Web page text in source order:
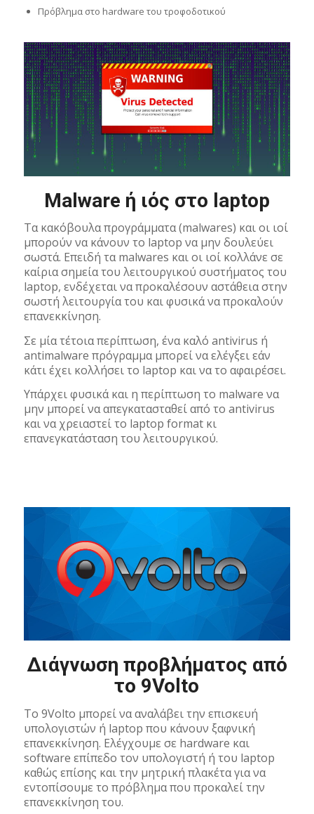
Πρόβλημα στο hardware του τροφοδοτικού
Malware ή ιός στο laptop
Τα κακόβουλα προγράμματα (malwares) και οι ιοί
μπορούν να κάνουν το laptop να μην δουλεύει
σωστά. Επειδή τα malwares και οι ιοί κολλάνε σε
καίρια σημεία του λειτουργικού συστήματος του
laptop, ενδέχεται να προκαλέσουν αστάθεια στην
σωστή λειτουργία του και φυσικά να προκαλούν
επανεκκίνηση.
Σε μία τέτοια περίπτωση, ένα καλό antivirus ή
antimalware πρόγραμμα μπορεί να ελέγξει εάν
κάτι έχει κολλήσει το laptop και να το αφαιρέσει.
Υπάρχει φυσικά και η περίπτωση το malware να
μην μπορεί να απεγκατασταθεί από το antivirus
και να χρειαστεί το laptop format κι
επανεγκατάσταση του λειτουργικού.
Διάγνωση προβλήματος από
το 9Volto
To 9Volto μπορεί να αναλάβει την επισκευή
υπολογιστών ή laptop που κάνουν ξαφνική
επανεκκίνηση. Ελέγχουμε σε hardware και
software επίπεδο τον υπολογιστή ή του laptop
καθώς επίσης και την μητρική πλακέτα για να
εντοπίσουμε το πρόβλημα που προκαλεί την
επανεκκίνηση του.